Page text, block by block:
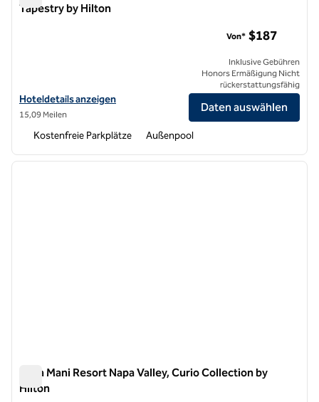
Tapestry by Hilton
Hoteldetails für das Flamingo Resort and Spa Santa Rosa Sonoma,
Hoteldetails anzeigen
15,09 Meilen
Von* $187
Inklusive Gebühren
Honors Ermäßigung Nicht
rückerstattungsfähig
Daten auswählen
Kostenfreie Parkplätze Außenpool
1 von 8
Casa Mani Resort Napa Valley, Curio Collection by
Hilton